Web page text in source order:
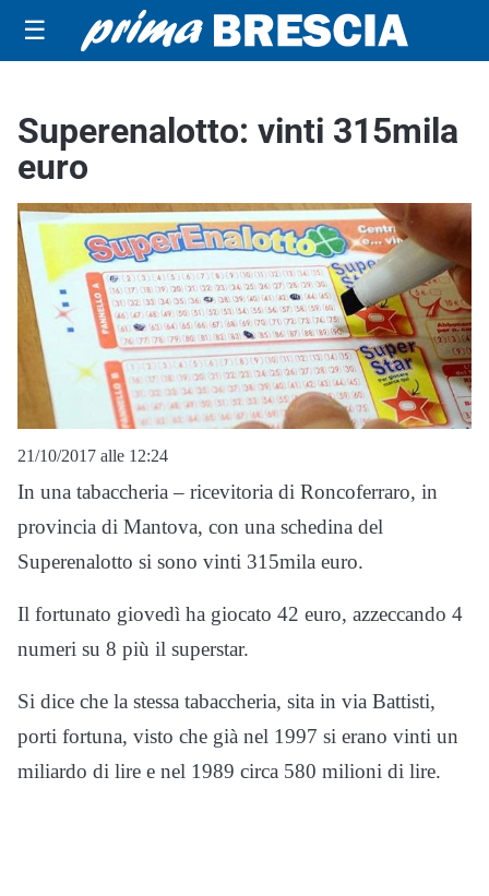
☰
Superenalotto: vinti 315mila
euro
21/10/2017 alle 12:24
In una tabaccheria – ricevitoria di Roncoferraro, in
provincia di Mantova, con una schedina del
Superenalotto si sono vinti 315mila euro.
Il fortunato giovedì ha giocato 42 euro, azzeccando 4
numeri su 8 più il superstar.
Si dice che la stessa tabaccheria, sita in via Battisti,
porti fortuna, visto che già nel 1997 si erano vinti un
miliardo di lire e nel 1989 circa 580 milioni di lire.